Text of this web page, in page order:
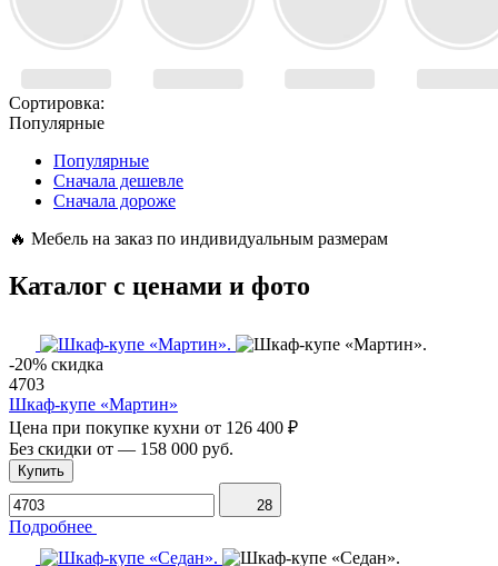
Сортировка:
Популярные
Популярные
Сначала дешевле
Сначала дороже
🔥 Мебель на заказ по индивидуальным размерам
Каталог с ценами и фото
-20% скидка
4703
Шкаф-купе «Мартин»
Цена при покупке кухни от 126 400 ₽
Без скидки от — 158 000 руб.
Купить
28
Подробнее